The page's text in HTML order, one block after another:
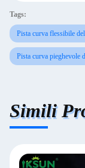
Tags:
Pista curva flessibile
Pista curva pieghevole
Simili